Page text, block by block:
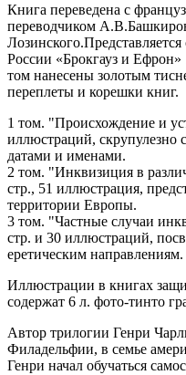
Книга переведена с
переводчиком
России «Брокгауз и Ефрон»
том нанесены золотым
переплеты и корешки книг.
1 том. "Происхождение и
иллюстраций, скрупулезно
датами и именами.
2 том. "Инквизиция в
стр., 51 иллюстрация,
территории Европы.
3 том. "Частные случаи
стр. и 30 иллюстраций,
еретическим направлениям.
Иллюстрации в книгах
содержат 6 л. фото-тинто
Автор трилогии Генри
Филадельфии, в семье
Генри начал обучаться